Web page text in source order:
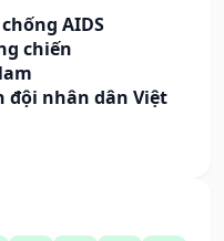
AIDS
chiến
đội nhân dân Việt